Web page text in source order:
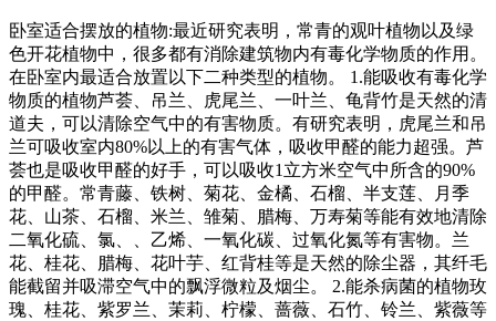
卧室适合摆放的植物:最近研究表明，常青的观叶植物以及绿
色开花植物中，很多都有消除建筑物内有毒化学物质的作用。
在卧室内最适合放置以下二种类型的植物。 1.能吸收有毒化学
物质的植物芦荟、吊兰、虎尾兰、一叶兰、龟背竹是天然的清
道夫，可以清除空气中的有害物质。有研究表明，虎尾兰和吊
兰可吸收室内80%以上的有害气体，吸收甲醛的能力超强。芦
荟也是吸收甲醛的好手，可以吸收1立方米空气中所含的90%
的甲醛。常青藤、铁树、菊花、金橘、石榴、半支莲、月季
花、山茶、石榴、米兰、雏菊、腊梅、万寿菊等能有效地清除
二氧化硫、氯、、乙烯、一氧化碳、过氧化氮等有害物。兰
花、桂花、腊梅、花叶芋、红背桂等是天然的除尘器，其纤毛
能截留并吸滞空气中的飘浮微粒及烟尘。 2.能杀病菌的植物玫
瑰、桂花、紫罗兰、茉莉、柠檬、蔷薇、石竹、铃兰、紫薇等